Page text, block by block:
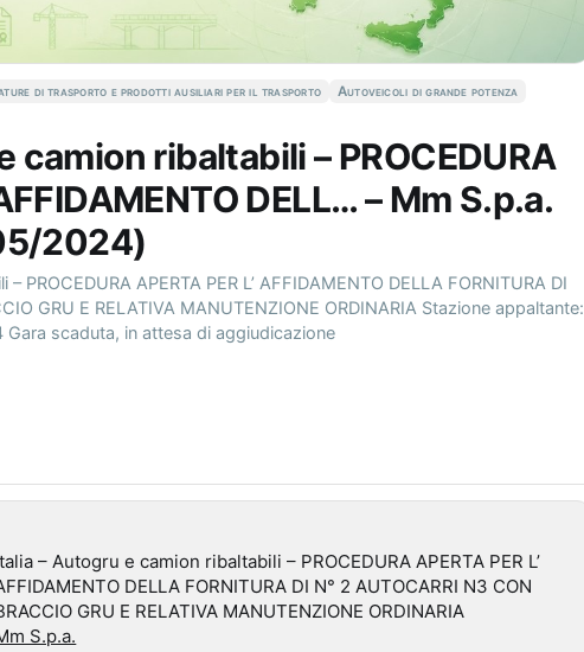
di trasporto e prodotti ausiliari per il trasporto Autoveicoli di grande potenza
camion ribaltabili – PROCEDURA
DELL… – Mm S.p.a.
2024)
PROCEDURA APERTA PER L’ AFFIDAMENTO DELLA FORNITURA DI
GRU E RELATIVA MANUTENZIONE ORDINARIA Stazione appaltante:
scaduta, in attesa di aggiudicazione
– Autogru e camion ribaltabili – PROCEDURA APERTA PER L’
DELLA FORNITURA DI N° 2 AUTOCARRI N3 CON
GRU E RELATIVA MANUTENZIONE ORDINARIA
S.p.a.